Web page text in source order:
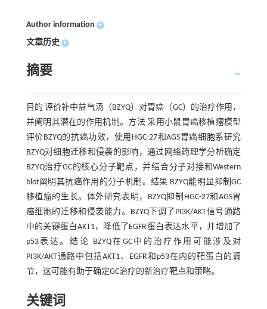
Author information +
文章历史 +
摘要
目的 评价补中益气汤（BZYQ）对胃癌（GC）的治疗作用，
并阐明其潜在的作用机制。方法 采用小鼠胃癌移植瘤模型
评价BZYQ的抗癌功效，使用HGC-27和AGS胃癌细胞系研究
BZYQ对细胞迁移和侵袭的影响，通过网络药理学分析确定
BZYQ治疗GC的核心分子靶点，并结合分子对接和Western
blot阐明其抗癌作用的分子机制。结果 BZYQ能明显抑制GC
移植瘤的生长。体外研究表明，BZYQ抑制HGC-27和AGS胃
癌细胞的迁移和侵袭能力。BZYQ下调了PI3K/AKT信号通路
中的关键蛋白AKT1，降低了EGFR蛋白表达水平，并增加了
p53表达。结论 BZYQ在GC中的治疗作用可能涉及对
PI3K/AKT通路中包括AKT1、EGFR和p53在内的靶蛋白的调
节，这可能有助于确定GC治疗的新治疗靶点和策略。
关键词